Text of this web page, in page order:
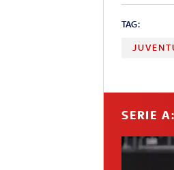
TAG:
SERIE